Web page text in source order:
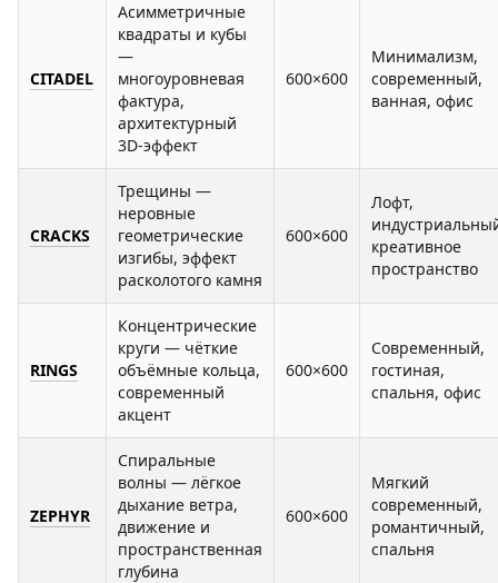
CITADEL
Асимметричные
квадраты и кубы
—
многоуровневая
фактура,
архитектурный
3D-эффект
600×600
Минимализм,
современный,
ванная, офис
CRACKS
Трещины —
неровные
геометрические
изгибы, эффект
расколотого камня
600×600
Лофт,
креативное
пространство
RINGS
Концентрические
круги — чёткие
объёмные кольца,
современный
акцент
600×600
Современный,
гостиная,
спальня, офис
ZEPHYR
Спиральные
волны — лёгкое
дыхание ветра,
движение и
пространственная
глубина
600×600
Мягкий
современный,
романтичный,
спальня